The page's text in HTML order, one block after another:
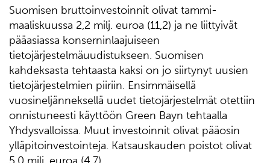
Suomisen bruttoinvestoinnit olivat tammi-
maaliskuussa 2,2 milj. euroa (11,2) ja ne liittyivät
pääasiassa konserninlaajuiseen
tietojärjestelmäuudistukseen. Suomisen
kahdeksasta tehtaasta kaksi on jo siirtynyt uusien
tietojärjestelmien piiriin. Ensimmäisellä
vuosineljänneksellä uudet tietojärjestelmät otettiin
onnistuneesti käyttöön Green Bayn tehtaalla
Yhdysvalloissa. Muut investoinnit olivat pääosin
ylläpitoinvestointeja. Katsauskauden poistot olivat